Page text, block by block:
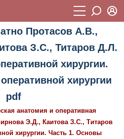
(6)
Вход
Протасов А.В.,
З.С., Титаров Д.Л.
хирургии.
хирургии
pdf
анатомия и оперативная
Э.Д., Каитова З.С., Титаров
хирургии. Часть 1. Основы